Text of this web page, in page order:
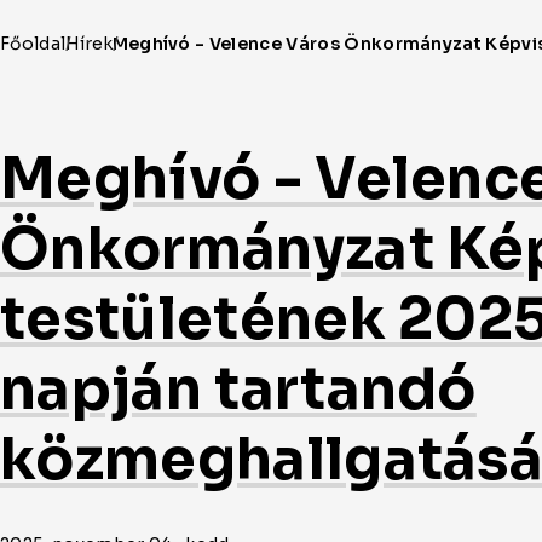
Meghívó -
Önkormányzat
testületének
napján tartandó